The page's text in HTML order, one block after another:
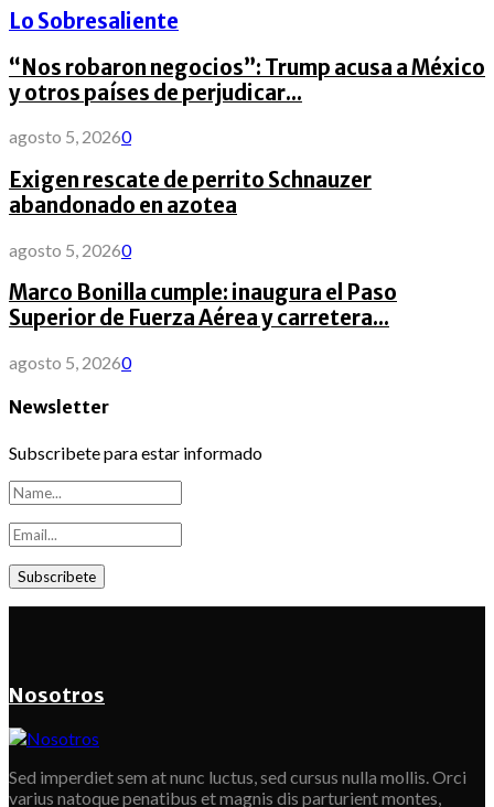
Lo Sobresaliente
“Nos robaron negocios”: Trump acusa a México
y otros países de perjudicar...
agosto 5, 20260
Exigen rescate de perrito Schnauzer
abandonado en azotea
agosto 5, 20260
Marco Bonilla cumple: inaugura el Paso
Superior de Fuerza Aérea y carretera...
agosto 5, 20260
Newsletter
Subscribete para estar informado
Nosotros
Sed imperdiet sem at nunc luctus, sed cursus nulla mollis. Orci
varius natoque penatibus et magnis dis parturient montes,